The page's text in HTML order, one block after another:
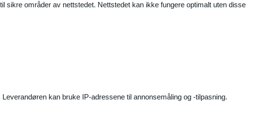
sikre områder av nettstedet. Nettstedet kan ikke fungere optimalt uten disse
kan bruke IP-adressene til annonsemåling og -tilpasning.